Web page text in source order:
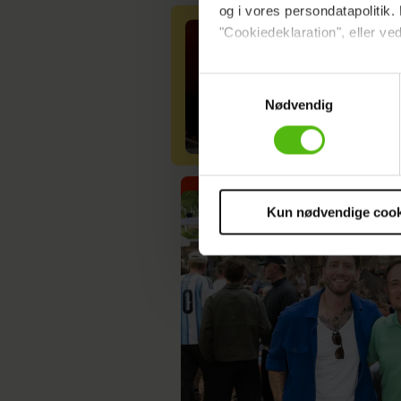
og i vores
"Cookiedeklaration", eller
Dine valg anvendes på hele
Vi ønsker dit samtykke til at
Vi anvender egne cookies
sociale medier.
cookies,
voresprivatlivspolitik
Nødvendig
Kun nødvendige